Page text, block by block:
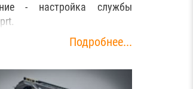
- настройка службы
Подробнее...